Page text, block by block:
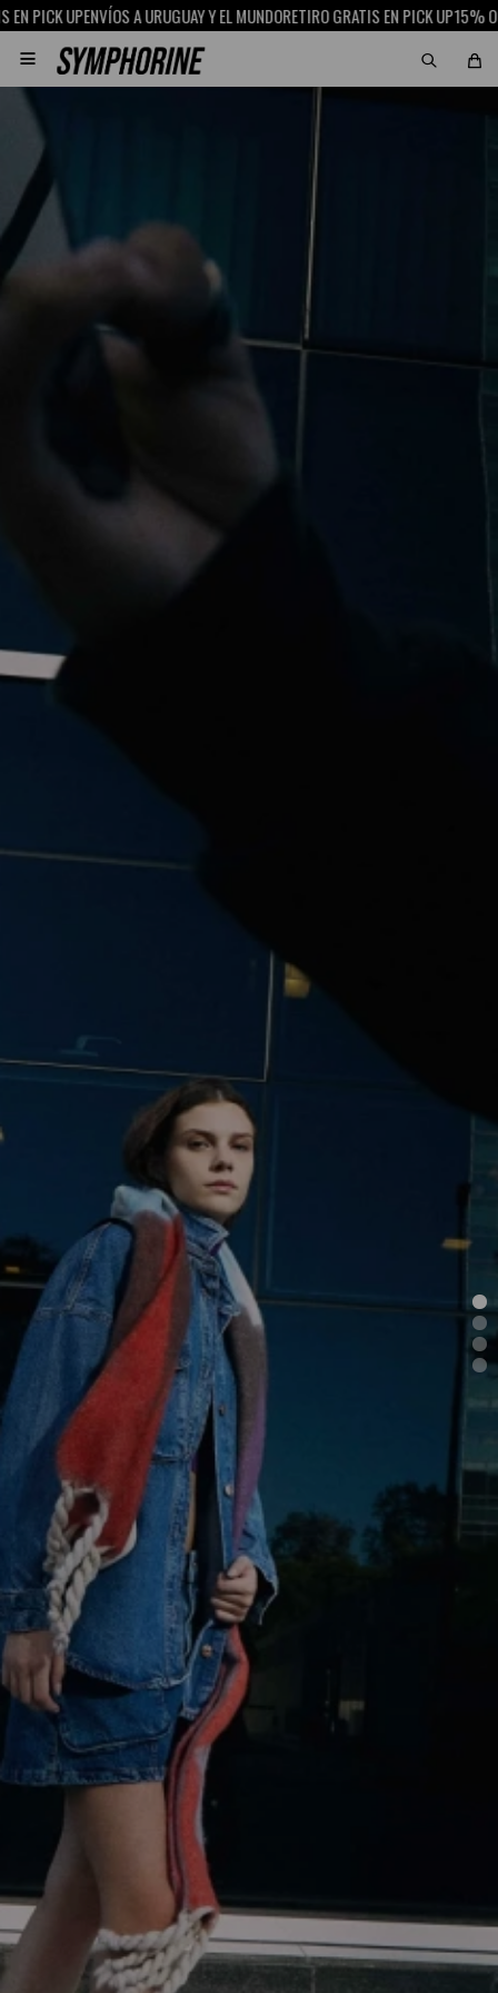
UPENVÍOS A URUGUAY Y EL MUNDORETIRO GRATIS EN PICK UP15% OFF CON
